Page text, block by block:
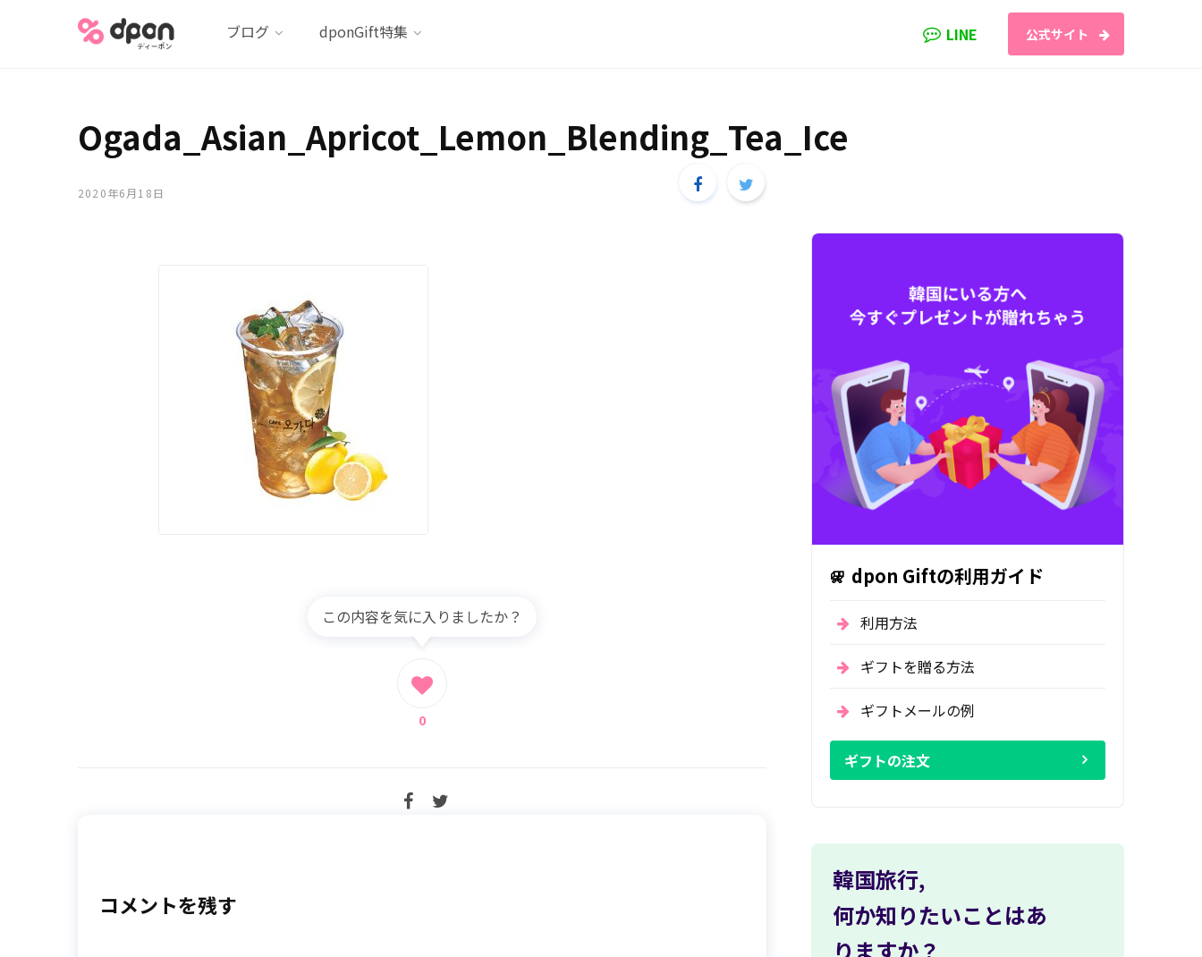
ブログ dponGift特集 LINE 公式サイト
Ogada_Asian_Apricot_Lemon_Blending_Tea_Ice
2020年6月18日
この内容を気に入りましたか？
0
コメントを残す
dpon Giftの利用ガイド
利用方法
ギフトを贈る方法
ギフトメールの例
ギフトの注文
韓国旅行,
何か知りたいことはあ
りますか？